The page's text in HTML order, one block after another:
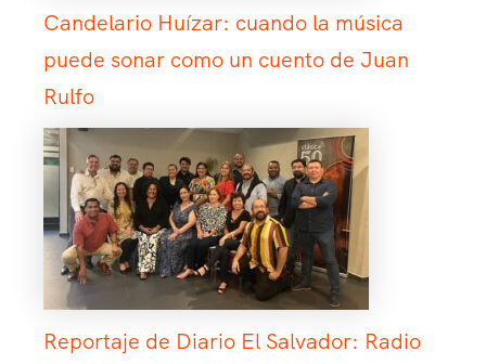
Candelario Huízar: cuando la música
puede sonar como un cuento de Juan
Rulfo
Reportaje de Diario El Salvador: Radio